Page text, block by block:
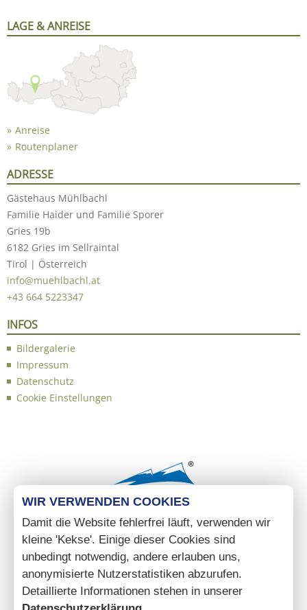
LAGE & ANREISE
Anreise
Routenplaner
ADRESSE
Gästehaus Mühlbachl
Familie Haider und Familie Sporer
Gries 19b
6182 Gries im Sellraintal
Tirol | Österreich
info@muehlbachl.at
+43 664 5223347
INFOS
Bildergalerie
Impressum
Datenschutz
Cookie Einstellungen
WIR VERWENDEN COOKIES
Damit die Website fehlerfrei läuft, verwenden wir
kleine 'Kekse'. Einige dieser Cookies sind
unbedingt notwendig, andere erlauben uns,
anonymisierte Nutzerstatistiken abzurufen.
Detaillierte Informationen stehen in unserer